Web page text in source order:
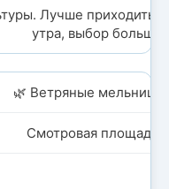
Лучше приходить с
утра, выбор больше.
🌿 Ветряные мельницы
Смотровая площадка